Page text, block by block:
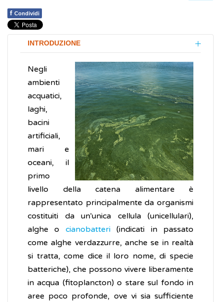
f Condividi
INTRODUZIONE
Negli
ambienti
acquatici,
laghi,
bacini
artificiali,
mari e
oceani, il
primo
livello della catena alimentare è
rappresentato principalmente da organismi
costituiti da un'unica cellula (unicellulari),
alghe o cianobatteri(indicati in passato
come alghe verdazzurre, anche se in realtà
si tratta, come dice il loro nome, di specie
batteriche), che possono vivere liberamente
in acqua (fitoplancton) o stare sul fondo in
aree poco profonde, ove vi sia sufficiente